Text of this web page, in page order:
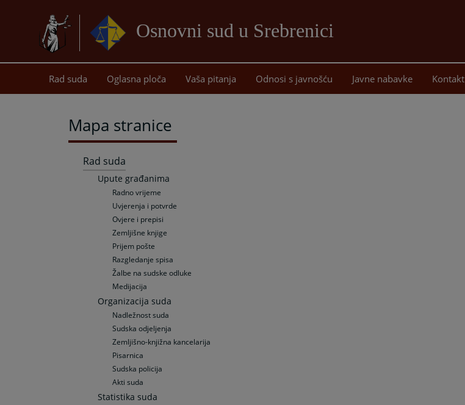
Osnovni sud u Srebrenici
sadržaj
Rad suda Oglasna ploča Vaša pitanja Odnosi s javnošću Javne nabavke Kontakt
Mapa stranice
Rad suda
Upute građanima
Radno vrijeme
Uvjerenja i potvrde
Ovjere i prepisi
Zemljišne knjige
Prijem pošte
Razgledanje spisa
Žalbe na sudske odluke
Medijacija
Organizacija suda
Nadležnost suda
Sudska odjeljenja
Zemljišno-knjižna kancelarija
Pisarnica
Sudska policija
Akti suda
Statistika suda